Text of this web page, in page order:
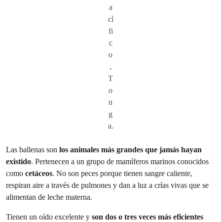
a
cí
fi
c
o
,
T
o
n
g
a.
Las ballenas son los animales más grandes que jamás hayan
existido. Pertenecen a un grupo de mamíferos marinos conocidos
como cetáceos. No son peces porque tienen sangre caliente,
respiran aire a través de pulmones y dan a luz a crías vivas que se
alimentan de leche materna.
Tienen un oído excelente y son dos o tres veces más eficientes